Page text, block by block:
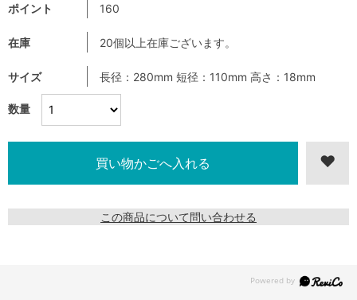
数量
ポイント 160
在庫 20個以上在庫ございます。
サイズ 長径：280mm 短径：110mm 高さ：18mm
この商品について問い合わせる